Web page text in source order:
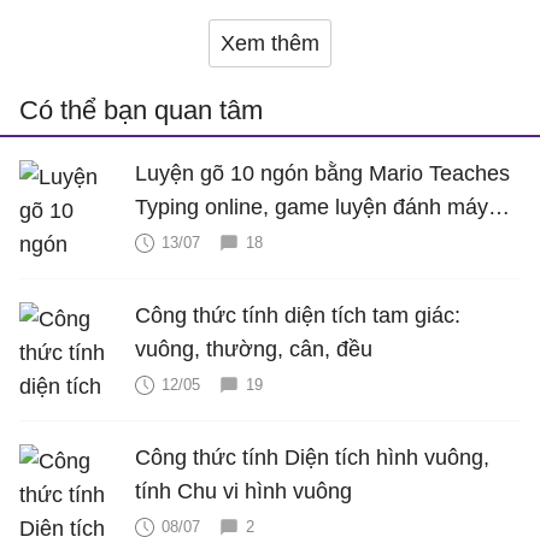
Xem thêm
Có thể bạn quan tâm
Luyện gõ 10 ngón bằng Mario Teaches
Typing online, game luyện đánh máy
cực hấp dẫn
13/07 18
Công thức tính diện tích tam giác:
vuông, thường, cân, đều
12/05 19
Công thức tính Diện tích hình vuông,
tính Chu vi hình vuông
08/07 2